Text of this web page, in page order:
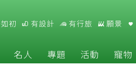
初 有設計 有行旅 願景
名人 專題 活動 寵物